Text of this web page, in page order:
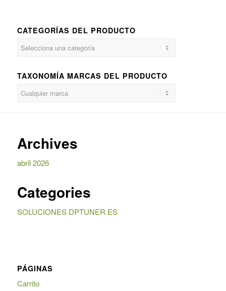
CATEGORÍAS DEL PRODUCTO
TAXONOMÍA MARCAS DEL PRODUCTO
Archives
abril 2026
Categories
SOLUCIONES DPTUNER.ES
PÁGINAS
Carrito